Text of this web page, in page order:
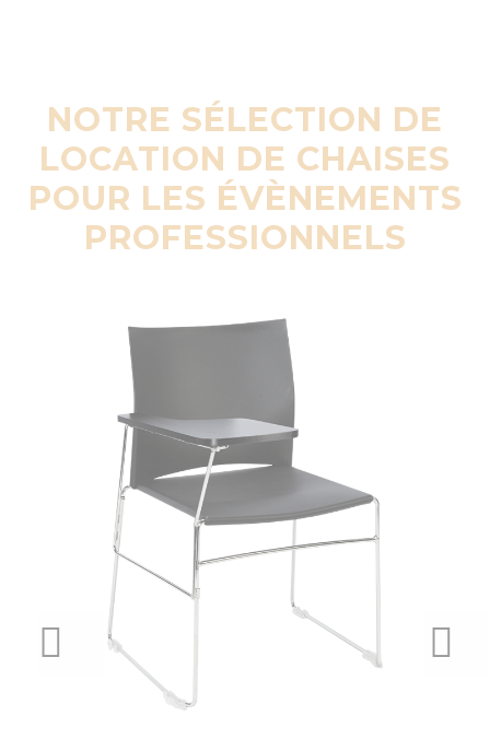
NOTRE SÉLECTION DE
LOCATION DE CHAISES
POUR LES ÉVÈNEMENTS
PROFESSIONNELS
PREVIOUS